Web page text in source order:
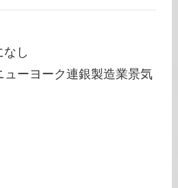
し
ーヨーク連銀製造業景気